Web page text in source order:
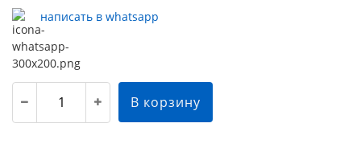
написать в whatsapp
В корзину